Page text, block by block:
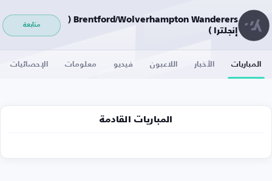
Brentford/Wolverhampton Wanderers (
إنجلترا )
متابعة
المباريات الأخبار اللاعبون فيديو معلومات الإحصائيات
المباريات القادمة